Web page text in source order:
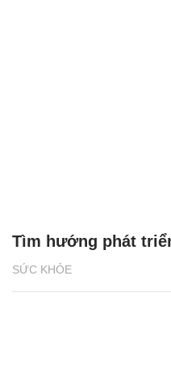
SỨC KHỎE
Tìm hướng phát